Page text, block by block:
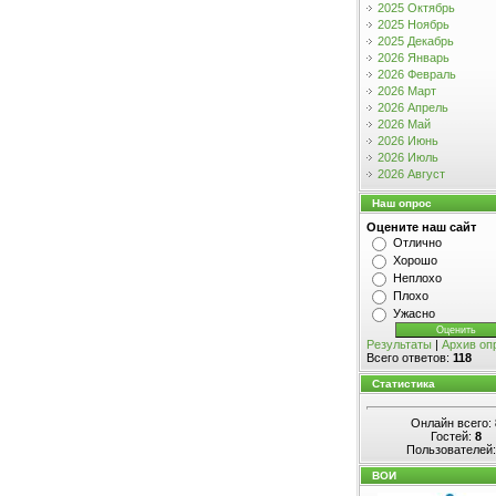
2025 Октябрь
2025 Ноябрь
2025 Декабрь
2026 Январь
2026 Февраль
2026 Март
2026 Апрель
2026 Май
2026 Июнь
2026 Июль
2026 Август
Наш опрос
Оцените наш сайт
Отлично
Хорошо
Неплохо
Плохо
Ужасно
Результаты | Архив
Всего ответов: 118
Статистика
Онлайн всего:
Гостей: 8
Пользователей:
ВОИ